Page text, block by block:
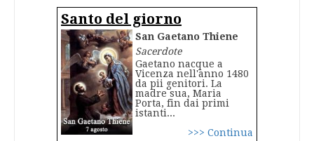
Santo del giorno
San Gaetano Thiene
Sacerdote
Gaetano nacque a
Vicenza nell'anno 1480
da pii genitori. La
madre sua, Maria
Porta, fin dai primi
istanti...
>>> Continua